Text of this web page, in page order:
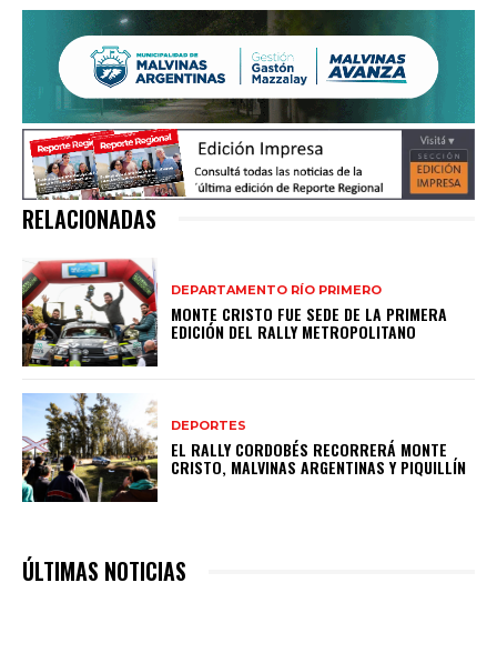
RELACIONADAS
DEPARTAMENTO RÍO PRIMERO
MONTE CRISTO FUE SEDE DE LA PRIMERA
EDICIÓN DEL RALLY METROPOLITANO
DEPORTES
EL RALLY CORDOBÉS RECORRERÁ MONTE
CRISTO, MALVINAS ARGENTINAS Y PIQUILLÍN
ÚLTIMAS NOTICIAS